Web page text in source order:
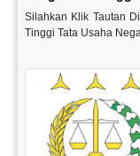
Silahkan Klik Tautan
Tinggi Tata Usaha